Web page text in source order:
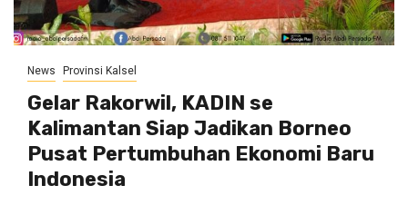
News Provinsi Kalsel
Gelar Rakorwil, KADIN se
Kalimantan Siap Jadikan Borneo
Pusat Pertumbuhan Ekonomi Baru
Indonesia